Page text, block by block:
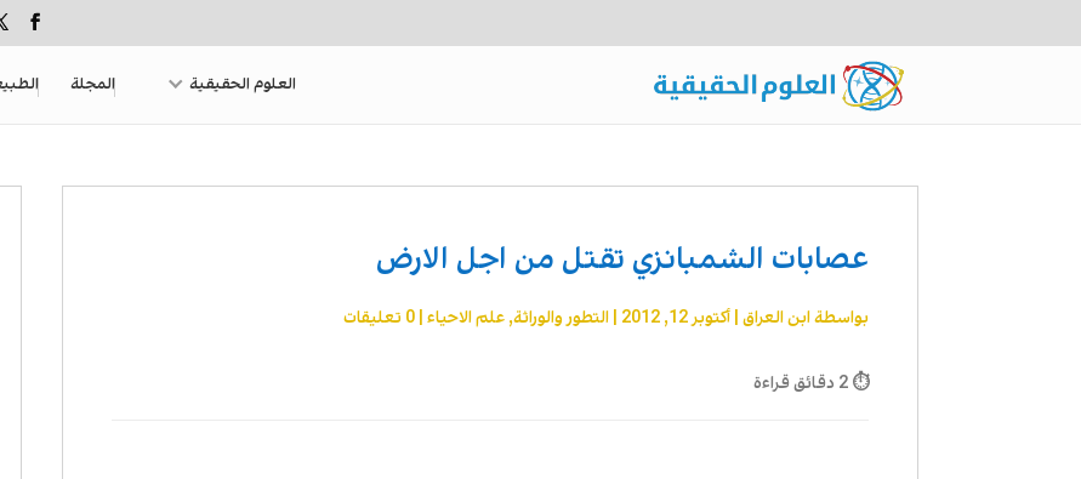
العلوم الحقيقية المجلة
عصابات الشمبانزي تقتل من اجل الارض
بواسطةابن العراق |أكتوبر 12, 2012 |التطور والوراثة,علم الاحیاء |0 تعليقات
⏱ 2 دقائق قراءة